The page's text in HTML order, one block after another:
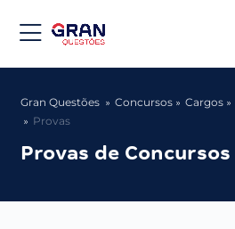
Gran Questões Concursos Cargos
Provas
Provas de Concursos